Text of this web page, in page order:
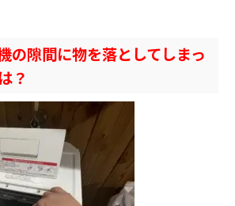
の隙間に物を落としてしまっ
？